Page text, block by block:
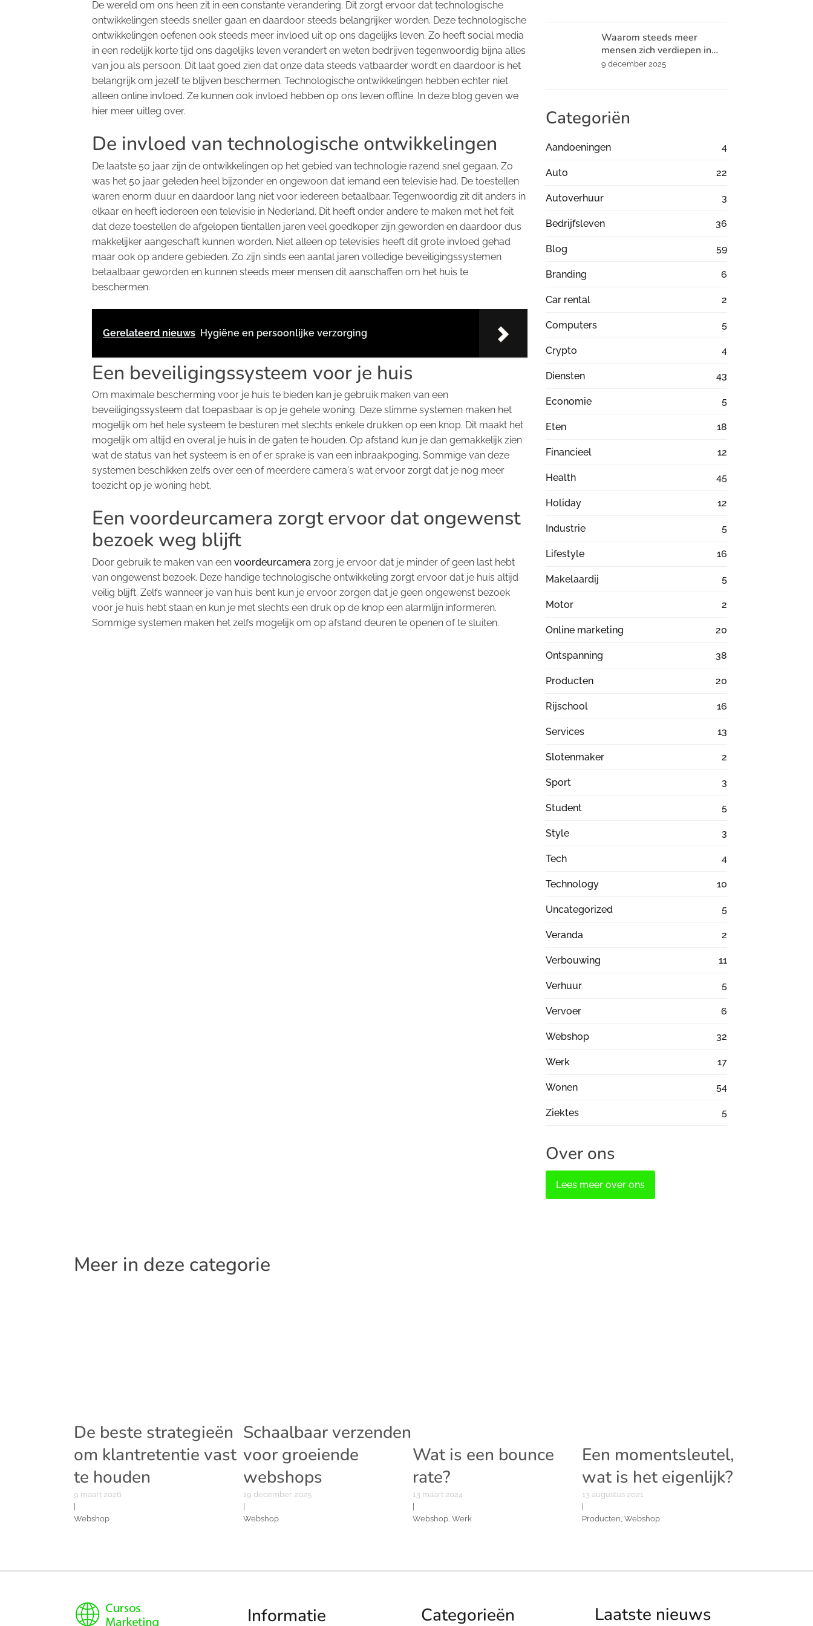
De wereld om ons heen zit in een constante verandering. Dit zorgt ervoor dat technologische
ontwikkelingen steeds sneller gaan en daardoor steeds belangrijker worden. Deze technologische
ontwikkelingen oefenen ook steeds meer invloed uit op ons dagelijks leven. Zo heeft social media
in een redelijk korte tijd ons dagelijks leven verandert en weten bedrijven tegenwoordig bijna alles
van jou als persoon. Dit laat goed zien dat onze data steeds vatbaarder wordt en daardoor is het
belangrijk om jezelf te blijven beschermen. Technologische ontwikkelingen hebben echter niet
alleen online invloed. Ze kunnen ook invloed hebben op ons leven offline. In deze blog geven we
hier meer uitleg over.
De invloed van technologische ontwikkelingen
De laatste 50 jaar zijn de ontwikkelingen op het gebied van technologie razend snel gegaan. Zo
was het 50 jaar geleden heel bijzonder en ongewoon dat iemand een televisie had. De toestellen
waren enorm duur en daardoor lang niet voor iedereen betaalbaar. Tegenwoordig zit dit anders in
elkaar en heeft iedereen een televisie in Nederland. Dit heeft onder andere te maken met het feit
dat deze toestellen de afgelopen tientallen jaren veel goedkoper zijn geworden en daardoor dus
makkelijker aangeschaft kunnen worden. Niet alleen op televisies heeft dit grote invloed gehad
maar ook op andere gebieden. Zo zijn sinds een aantal jaren volledige beveiligingssystemen
betaalbaar geworden en kunnen steeds meer mensen dit aanschaffen om het huis te
beschermen.
Gerelateerd nieuws Hygiëne en persoonlijke verzorging
Een beveiligingssysteem voor je huis
Om maximale bescherming voor je huis te bieden kan je gebruik maken van een
beveiligingssysteem dat toepasbaar is op je gehele woning. Deze slimme systemen maken het
mogelijk om het hele systeem te besturen met slechts enkele drukken op een knop. Dit maakt het
mogelijk om altijd en overal je huis in de gaten te houden. Op afstand kun je dan gemakkelijk zien
wat de status van het systeem is en of er sprake is van een inbraakpoging. Sommige van deze
systemen beschikken zelfs over een of meerdere camera's wat ervoor zorgt dat je nog meer
toezicht op je woning hebt.
Een voordeurcamera zorgt ervoor dat ongewenst
bezoek weg blijft
Door gebruik te maken van een voordeurcamera zorg je ervoor dat je minder of geen last hebt
van ongewenst bezoek. Deze handige technologische ontwikkeling zorgt ervoor dat je huis altijd
veilig blijft. Zelfs wanneer je van huis bent kun je ervoor zorgen dat je geen ongewenst bezoek
voor je huis hebt staan en kun je met slechts een druk op de knop een alarmlijn informeren.
Sommige systemen maken het zelfs mogelijk om op afstand deuren te openen of te sluiten.
Waarom steeds meer
mensen zich verdiepen in
spiritualiteit
9 december 2025
Categoriën
Aandoeningen 4
Auto 22
Autoverhuur 3
Bedrijfsleven 36
Blog 59
Branding 6
Car rental 2
Computers 5
Crypto 4
Diensten 43
Economie 5
Eten 18
Financieel 12
Health 45
Holiday 12
Industrie 5
Lifestyle 16
Makelaardij 5
Motor 2
Online marketing 20
Ontspanning 38
Producten 20
Rijschool 16
Services 13
Slotenmaker 2
Sport 3
Student 5
Style 3
Tech 4
Technology 10
Uncategorized 5
Veranda 2
Verbouwing 11
Verhuur 5
Vervoer 6
Webshop 32
Werk 17
Wonen 54
Ziektes 5
Over ons
Lees meer over ons
Meer in deze categorie
De beste strategieën
om klantretentie vast
te houden
9 maart 2026
Webshop
Schaalbaar verzenden
voor groeiende
webshops
19 december 2025
Webshop
Wat is een bounce
rate?
13 maart 2024
Webshop, Werk
Een momentsleutel,
wat is het eigenlijk?
13 augustus 2021
Producten, Webshop
Informatie Categorieën Laatste nieuws